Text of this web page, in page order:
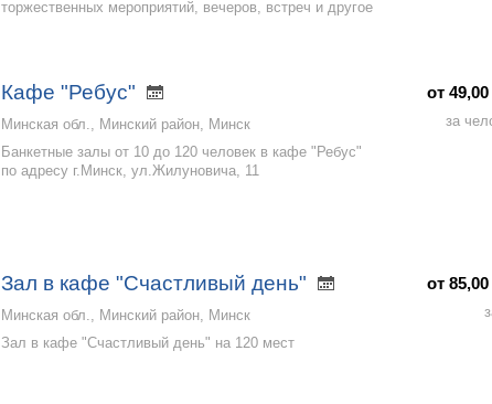
торжественных мероприятий, вечеров, встреч и другое
Кафе "Ребус"
Минская обл., Минский район, Минск
Банкетные залы от 10 до 120 человек в кафе "Ребус"
по адресу г.Минск, ул.Жилуновича, 11
от
за
Зал в кафе "Счастливый день"
Минская обл., Минский район, Минск
Зал в кафе "Счастливый день" на 120 мест
от